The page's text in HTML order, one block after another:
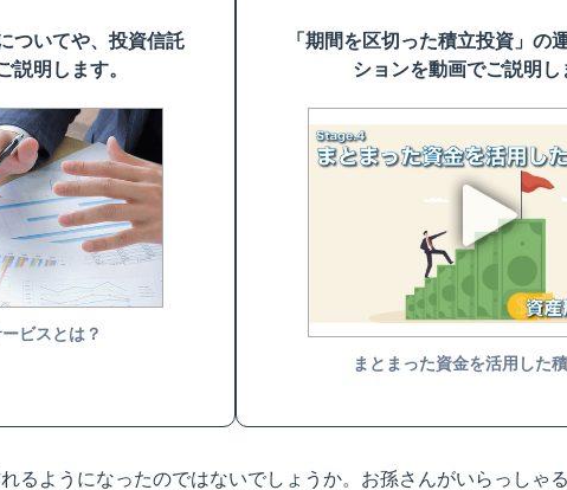
ついてや、投資信託
説明します。
ビスとは？
「期間を区切った積立投資」の
ションを動画でご説明し
まとまった資金を活用した
るようになったのではないでしょうか。お孫さんがいらっしゃ